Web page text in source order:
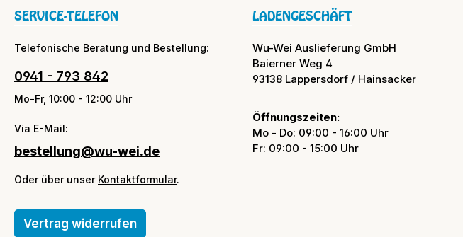
SERVICE-TELEFON
Telefonische Beratung und Bestellung:
0941 - 793 842
Mo-Fr, 10:00 - 12:00 Uhr
Via E-Mail:
bestellung@wu-wei.de
Oder über unser Kontaktformular.
Vertrag widerrufen
LADENGESCHÄFT
Wu-Wei Auslieferung GmbH
Baierner Weg 4
93138 Lappersdorf / Hainsacker
Öffnungszeiten:
Mo - Do: 09:00 - 16:00 Uhr
Fr: 09:00 - 15:00 Uhr